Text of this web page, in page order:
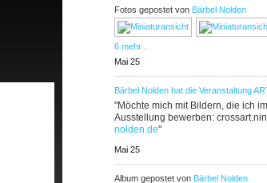
Fotos gepostet von Bärbel Nolden
6 mehr...
Mai 25
Bärbel Nolden hat die Veranstaltung
"Möchte mich mit Bildern, die ich
Ausstellung bewerben:
nolden.de"
Mai 25
Album gepostet von Bärbel Nolden